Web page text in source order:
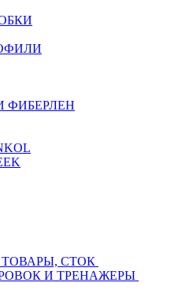
ФИБЕРЛЕН
СТОК
И ТРЕНАЖЕРЫ